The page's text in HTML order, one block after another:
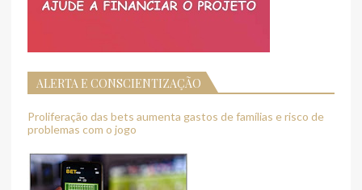
ALERTA E CONSCIENTIZAÇÃO
Proliferação das bets aumenta gastos de famílias e risco de
problemas com o jogo